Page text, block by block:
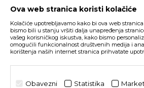
Zamjena artikla
BUZZ Koncept
BUZZ Brendovi
BUZZ Crew
BUZZ Shopovi
Click&Collect
Trenutno si na
Buzz Crna Gora PROMIJENI
Nastojimo da budemo što precizniji u opisu
grešaka. Svi artikli prikazani na sajtu su dio naše
su dostupni u svakom trenutku. Raspoloživost
na broj +382 20 690 200.
Ova web stranica koristi kolačiće
Kolačiće upotrebljavamo kako bi ova web
bismo bili u stanju vršiti dalja unapređenja
vašeg korisničkog iskustva, kako bismo
omogućili funkcionalnost društvenih medija i
korištenja naših internet stranica prihvatate
Obavezni Statistika